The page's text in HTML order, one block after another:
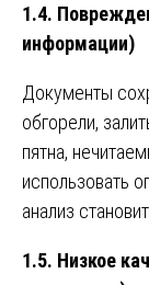
1.4.
информации)
Документы
обгорели,
пятна,
использовать
анализ
1.5. Низкое